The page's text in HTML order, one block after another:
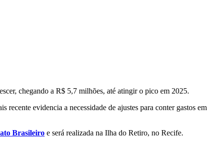
chegando a R$ 5,7 milhões, até atingir o pico em 2025.
evidencia a necessidade de ajustes para conter gastos em
Brasileiro e será realizada na Ilha do Retiro, no Recife.